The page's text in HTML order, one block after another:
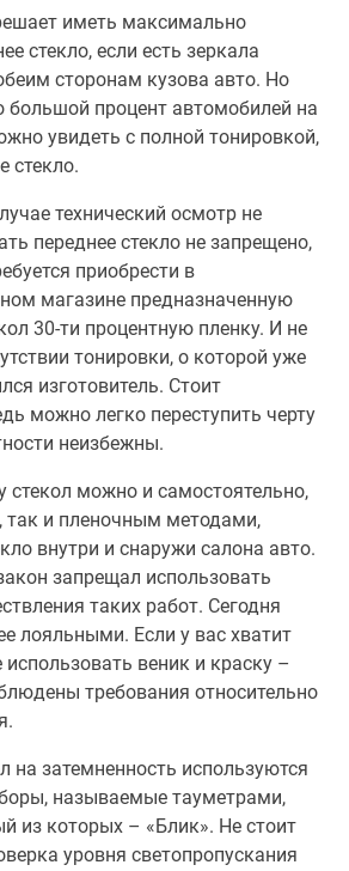
иметь максимально
стекло, если есть зеркала
сторонам кузова авто. Но
большой процент автомобилей на
увидеть с полной тонировкой,
стекло.
технический осмотр не
переднее стекло не запрещено,
приобрести в
магазине предназначенную
30-ти процентную пленку. И не
тонировки, о которой уже
изготовитель. Стоит
можно легко переступить черту
неизбежны.
стекол можно и самостоятельно,
и пленочным методами,
внутри и снаружи салона авто.
запрещал использовать
таких работ. Сегодня
лояльными. Если у вас хватит
веник и краску –
требования относительно
на затемненность используются
называемые тауметрами,
из которых – «Блик». Не стоит
уровня светопропускания